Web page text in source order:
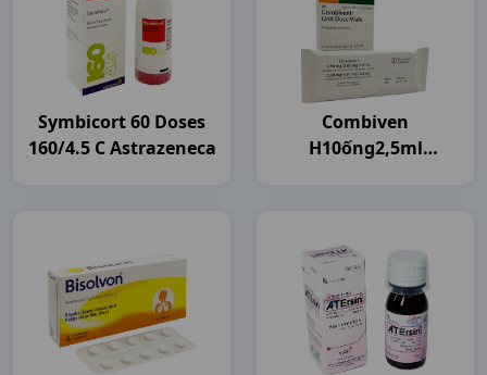
Symbicort 60 Doses
160/4.5 C Astrazeneca
Combiven
H10ống2,5ml